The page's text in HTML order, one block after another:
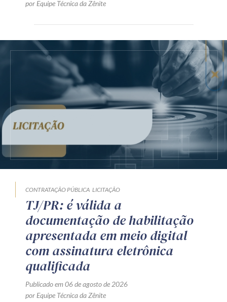
por Equipe Técnica da Zênite
CONTRATAÇÃO PÚBLICA LICITAÇÃO
TJ/PR: é válida a
documentação de habilitação
apresentada em meio digital
com assinatura eletrônica
qualificada
Publicado em 06 de agosto de 2026
por Equipe Técnica da Zênite